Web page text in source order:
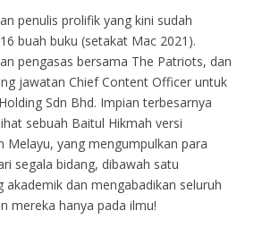
penulis prolifik yang kini sudah
buah buku (setakat Mac 2021).
pengasas bersama The Patriots, dan
jawatan Chief Content Officer untuk
Sdn Bhd. Impian terbesarnya
sebuah Baitul Hikmah versi
Melayu, yang mengumpulkan para
segala bidang, dibawah satu
akademik dan mengabadikan seluruh
mereka hanya pada ilmu!